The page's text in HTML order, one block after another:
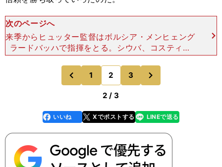
次のページへ
来季からヒュッター監督はボルシア・メンヒェング
ラードバッハで指揮をとる。シウバ、コスティッ
チ、鎌田ら、ヒュッターのお気に入りは、引き抜か
れるのではないかという憶測がメデャアでも流れ始
めた。 だが、冒
前
のページへ
1 2 3
2 / 3
faceboo
k
いいね Xでポストする
line LINEで送る